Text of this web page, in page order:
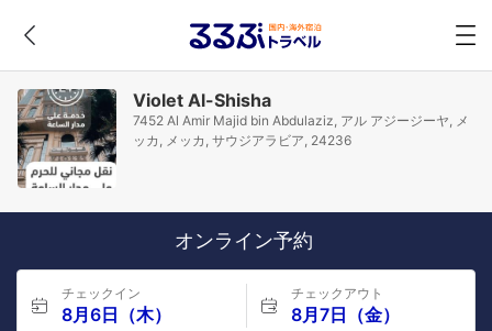
Violet Al-Shisha
7452 Al Amir Majid bin Abdulaziz, アル アジージーヤ, メ
ッカ, メッカ, サウジアラビア, 24236
オンライン予約
チェックイン
8月6日（木）
チェックアウト
8月7日（金）